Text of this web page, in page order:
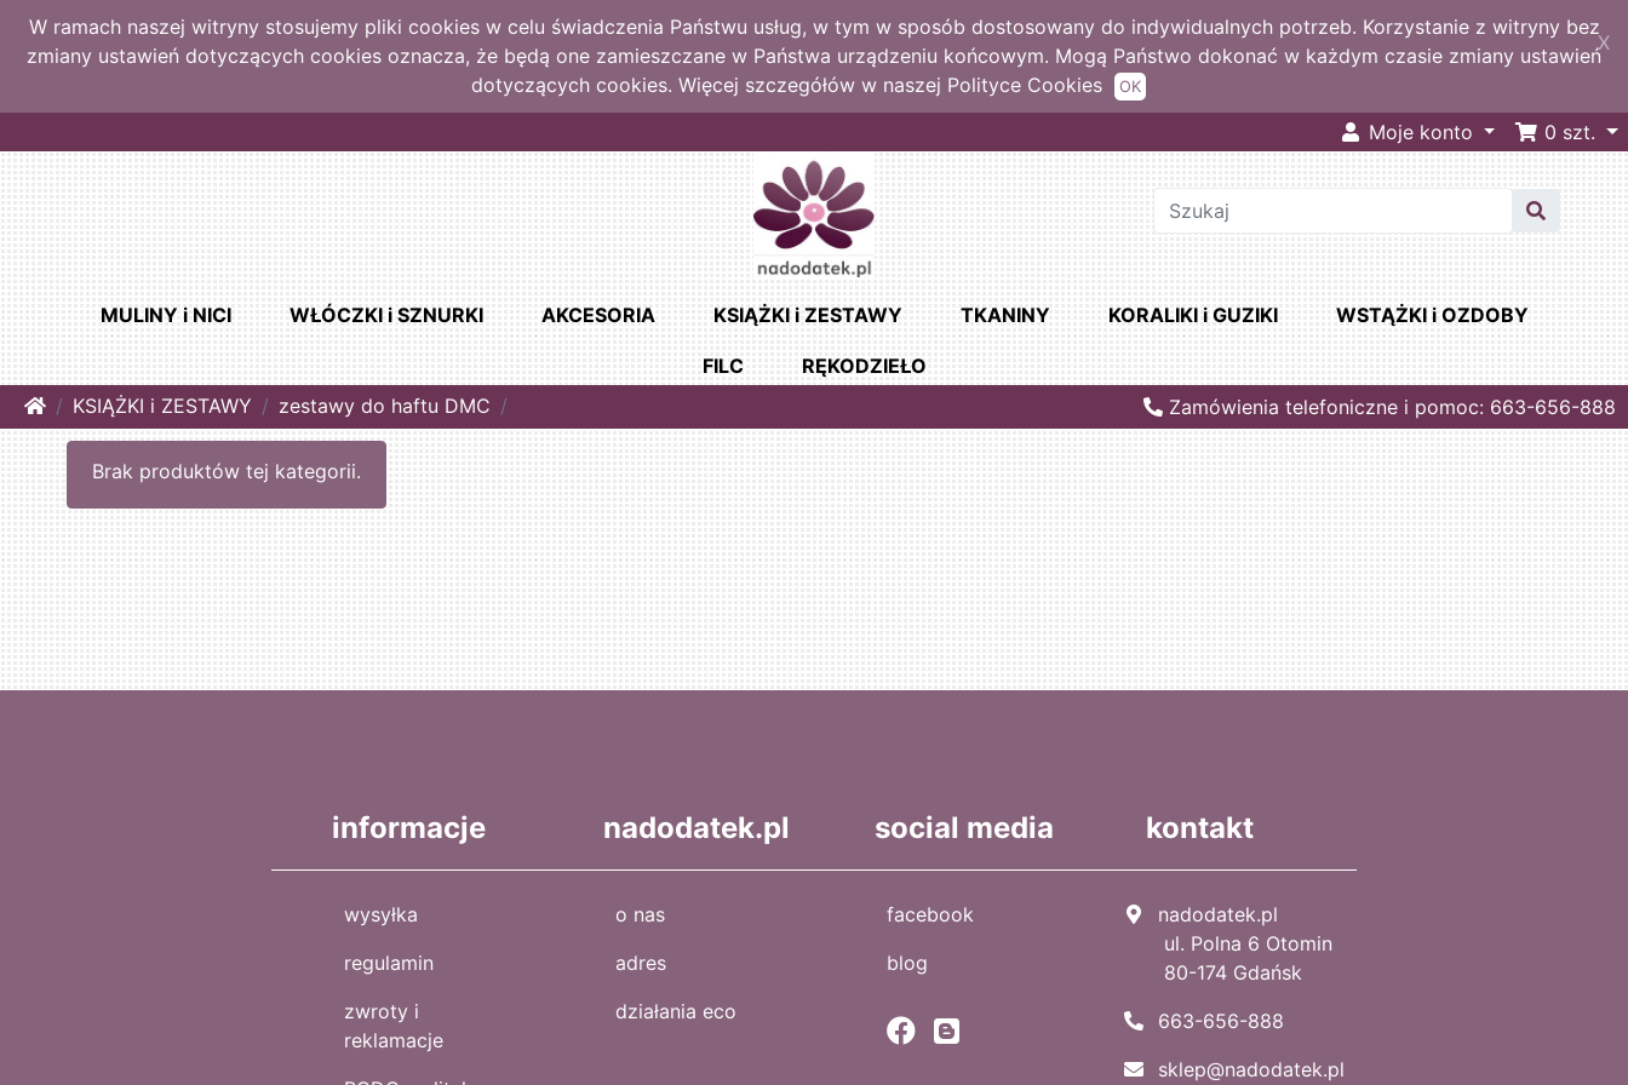
W ramach naszej witryny stosujemy pliki cookies w celu świadczenia Państwu usług, w tym w sposób dostosowany do indywidualnych potrzeb. Korzystanie z witryny bez
zmiany ustawień dotyczących cookies oznacza, że będą one zamieszczane w Państwa urządzeniu końcowym. Mogą Państwo dokonać w każdym czasie zmiany ustawień
dotyczących cookies. Więcej szczegółów w naszej Polityce Cookies
X
OK
Moje konto 0 szt.
MULINY i NICI WŁÓCZKI i SZNURKI AKCESORIA KSIĄŻKI i ZESTAWY TKANINY KORALIKI i GUZIKI WSTĄŻKI i OZDOBY
FILC
RĘKODZIEŁO
HomeKSIĄŻKI i ZESTAWY zestawy do haftu DMC Zamówienia telefoniczne i pomoc: 663-656-888
Brak produktów tej kategorii.
informacje
wysyłka
regulamin
zwroty i
reklamacje
nadodatek.pl
o nas
adres
działania eco
social media
facebook
blog
kontakt
nadodatek.pl
ul. Polna 6 Otomin
80-174 Gdańsk
663-656-888
sklep@nadodatek.pl